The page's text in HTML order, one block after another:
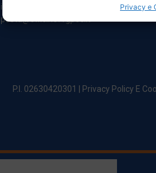
Privacy e
info@officinefvg.it
posta@officinefvgpec.It
P.I. 02630420301 | Privacy Policy E